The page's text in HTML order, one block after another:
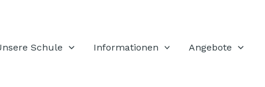
Schule
Informationen Angebote